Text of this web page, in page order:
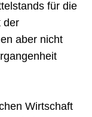
für die
der
aber nicht
Wirtschaft